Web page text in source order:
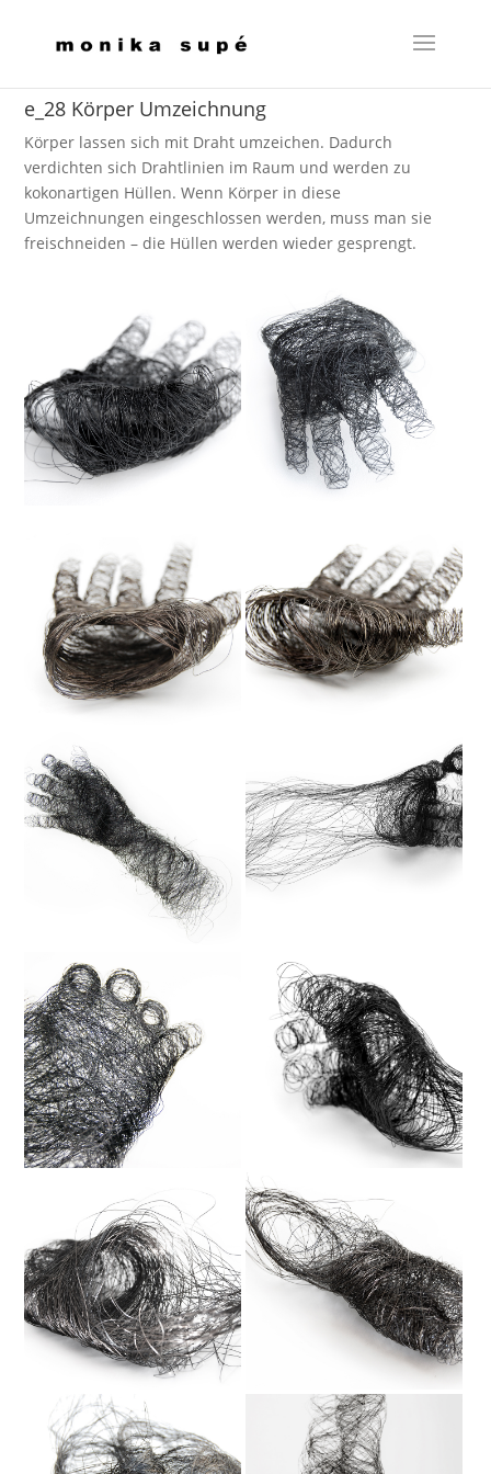
e_28 Körper Umzeichnung
Körper lassen sich mit Draht umzeichen. Dadurch
verdichten sich Drahtlinien im Raum und werden zu
kokonartigen Hüllen. Wenn Körper in diese
Umzeichnungen eingeschlossen werden, muss man sie
freischneiden – die Hüllen werden wieder gesprengt.